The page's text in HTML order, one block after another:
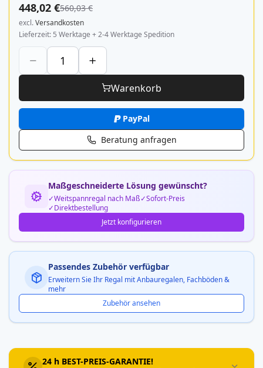
448,02 €560,03 €
excl.Versandkosten
Lieferzeit 5 Werktage + 2-4 Werktage Spedition
Warenkorb
PayPal
Beratung anfragen
Maßgeschneiderte Lösung gewünscht?
Weitspannregal nach Maß
Sofort-Preis
Direktbestellung
Jetzt konfigurieren
Passendes Zubehör verfügbar
Erweitern Sie Ihr Regal mit Anbauregalen, Fachböden &
mehr
Zubehör ansehen
24 h BEST-PREIS-GARANTIE!